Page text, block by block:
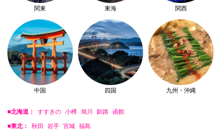
関東 東海 関西
中国 四国 九州・沖縄
■北海道： すすきの 小樽 旭川 釧路 函館
■東北： 秋田 岩手 宮城 福島